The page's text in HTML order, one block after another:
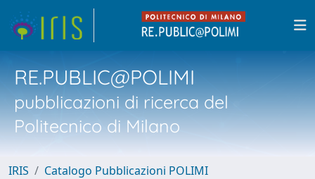
RE.PUBLIC@POLIMI
pubblicazioni di ricerca del
Politecnico di Milano
IRIS
Catalogo Pubblicazioni POLIMI